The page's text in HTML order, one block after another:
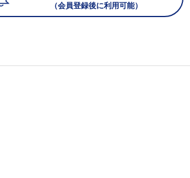
（会員登録後に利用可能）